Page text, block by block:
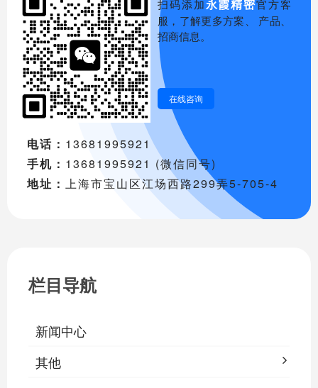
扫码添加永霞精密官方客
服，了解更多方案、 产品、
招商信息。
在线咨询
电话： 13681995921
手机： 13681995921 (微信同号)
地址： 上海市宝山区江场西路299弄5-705-4
栏目导航
新闻中心
其他